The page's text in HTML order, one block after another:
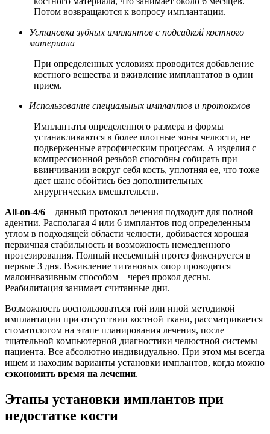
Потом возвращаются к вопросу имплантации.
Установка зубных имплантов с подсадкой костного
материала
При определенных условиях проводится добавление
костного вещества и вживление имплантатов в один
прием.
Использование специальных имплантов и протоколов
Имплантаты определенного размера и формы
устанавливаются в более плотные зоны челюсти, не
подверженные атрофическим процессам. А изделия с
компрессионной резьбой способны собирать при
ввинчивании вокруг себя кость, уплотняя ее, что тоже
дает шанс обойтись без дополнительных
хирургических вмешательств.
All-on-4/6 – данный протокол лечения подходит для полной
адентии. Располагая 4 или 6 имплантов под определенным
углом в подходящей области челюсти, добивается хорошая
первичная стабильность и возможность немедленного
протезирования. Полный несъемный протез фиксируется в
первые 3 дня. Вживление титановых опор проводится
малоинвазивным способом – через прокол десны.
Реабилитация занимает считанные дни.
Возможность воспользоваться той или иной методикой
имплантации при отсутствии костной ткани, рассматривается
стоматологом на этапе планирования лечения, после
тщательной компьютерной диагностики челюстной системы
пациента. Все абсолютно индивидуально. При этом мы всегда
ищем и находим варианты установки имплантов, когда можно
сэкономить время на лечении.
Этапы установки имплантов при
недостатке кости